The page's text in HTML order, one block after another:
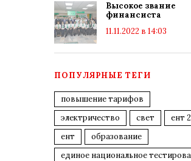
Высокое звание
финансиста
11.11.2022 в 14:03
ПОПУЛЯРНЫЕ ТЕГИ
повышение тарифов
электричество
свет
ент
ент
образование
единое национальное